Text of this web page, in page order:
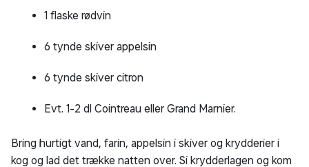
1 flaske rødvin
6 tynde skiver appelsin
6 tynde skiver citron
Evt. 1-2 dl Cointreau eller Grand Marnier.
Bring hurtigt vand, farin, appelsin i skiver og krydderier i
kog og lad det trække natten over. Si krydderlagen og kom